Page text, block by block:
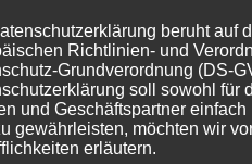
&
Tag drinnen sitzen? Sehr
sind auch bei Regen gut
Wanderer machen das
beruht auf
Richtlinien- und
Grundverordnung (DS-
soll sowohl für
und Geschäftspartner
gewährleisten, möchten wir
erläutern.